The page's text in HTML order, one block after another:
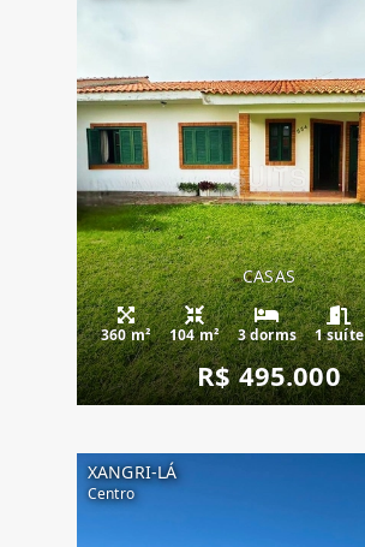
CASAS
360 m² 104 m² 3 dorms 1 suíte
R$ 495.000
XANGRI-LÁ
Centro